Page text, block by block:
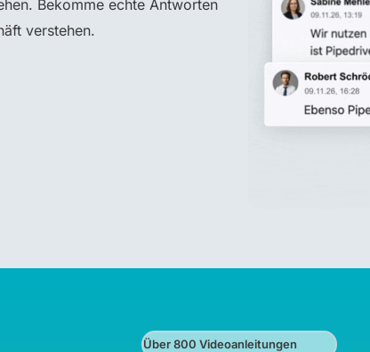
Bekomme echte Antworten
verstehen.
Über 800 Videoanleitungen